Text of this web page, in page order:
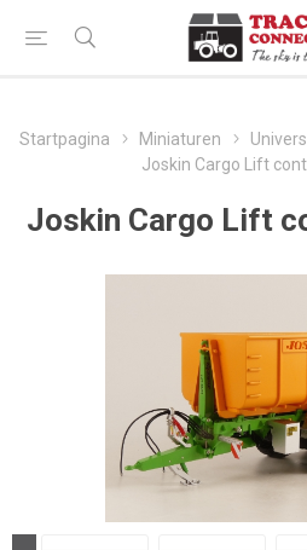
Startpagina Miniaturen
Joskin Cargo Lift
Joskin Cargo Lift